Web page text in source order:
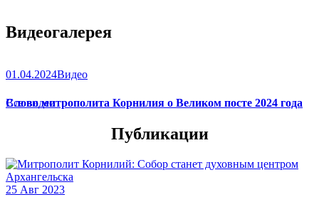
Видеогалерея
01.04.2024Видео
Слово митрополита Корнилия о Великом посте 2024 года
Все видео
Публикации
25 Авг 2023